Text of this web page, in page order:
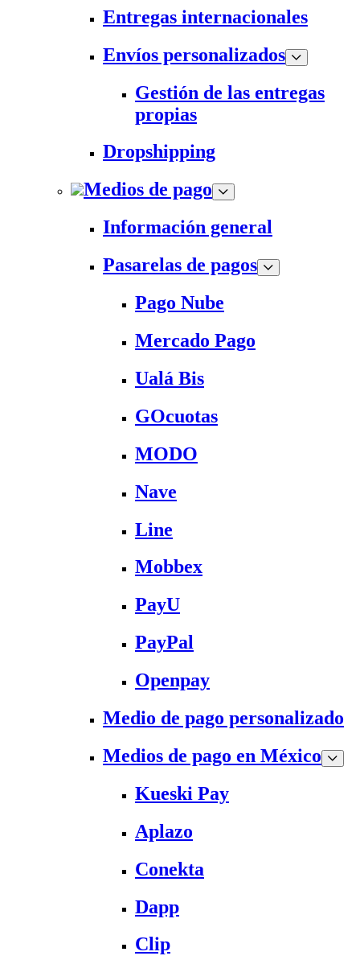
Entregas internacionales
Envíos personalizados
Gestión de las entregas
propias
Dropshipping
Medios de pago
Información general
Pasarelas de pagos
Pago Nube
Mercado Pago
Ualá Bis
GOcuotas
MODO
Nave
Line
Mobbex
PayU
PayPal
Openpay
Medio de pago personalizado
Medios de pago en México
Kueski Pay
Aplazo
Conekta
Dapp
Clip